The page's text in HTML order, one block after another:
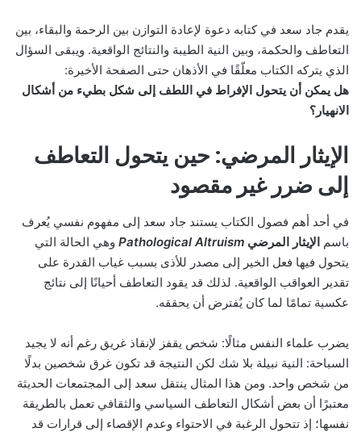
يقدم جاد سعد في كتابه دعوة لإعادة التوازن بين الرحمة والبقاء، بين
التعاطف والحكمة، وبين النية الطيبة والنتائج الواقعية. ويبقى السؤال
الذي يتركه الكتاب معلّقًا في الأذهان حتى الصفحة الأخيرة:
هل يمكن أن يتحول الإفراط في اللطف إلى شكل بطيء من أشكال
الانهيار؟
الإيثار المرضي: حين يتحول التعاطف
إلى ضرر غير مقصود
في أحد أهم فصول الكتاب يستند جاد سعد إلى مفهوم نفسي يُعرف
باسم الإيثار المرضي Pathological Altruism وهي الحالة التي
يتحول فيها فعل الخير إلى مصدر للأذى بسبب غياب القدرة على
تقدير العواقب الواقعية. لذلك قد يقود التعاطف أحيانًا إلى نتائج
عكسية تمامًا لما كان يُفترض أن يحققه.
يضرب علماء النفس مثالًا: شخص يقفز لإنقاذ غريق رغم أنه لا يجيد
السباحة: النية نبيلة بلا شك لكن النتيجة قد تكون غرق شخصين بدلًا
من شخص واحد. ومن هذا المثال ينتقل سعد إلى المجتمعات الحديثة
معتبرًا أن بعض أشكال التعاطف السياسي والثقافي تعمل بالطريقة
نفسها؛ إذ تتحول الرغبة في الاحتواء وعدم الإقصاء إلى قرارات قد